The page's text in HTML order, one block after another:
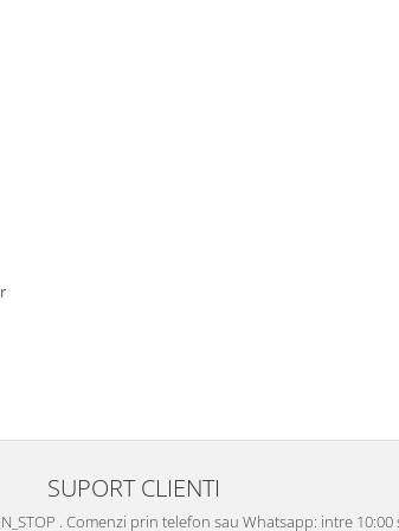
SUPORT CLIENTI
. Comenzi prin telefon sau Whatsapp: intre 10:00